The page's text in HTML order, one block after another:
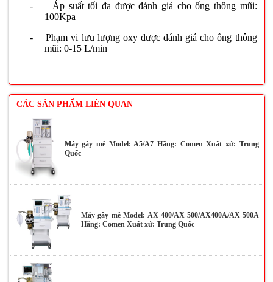
-
Áp suất tối đa được đánh giá cho ống thông mũi:
100Kpa
-
Phạm vi lưu lượng oxy được đánh giá cho ống thông
mũi: 0-15 L/min
CÁC SẢN PHẨM LIÊN QUAN
Máy gây mê Model: A5/A7 Hãng: Comen Xuất xứ: Trung
Quốc
Máy gây mê Model: AX-400/AX-500/AX400A/AX-500A
Hãng: Comen Xuất xứ: Trung Quốc